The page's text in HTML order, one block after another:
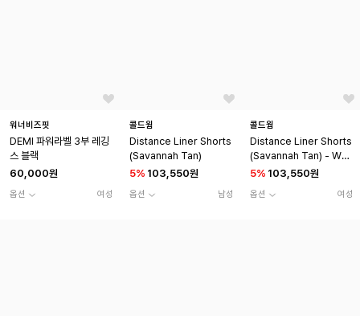
워너비즈핏
DEMI 파워라벨 3부 레깅
스 블랙
60,000원
옵션 여성
콜드웜
Distance Liner Shorts
(Savannah Tan)
5% 103,550원
옵션 남성
콜드웜
Distance Liner Shorts
(Savannah Tan) - Wo
men
5% 103,550원
옵션 여성